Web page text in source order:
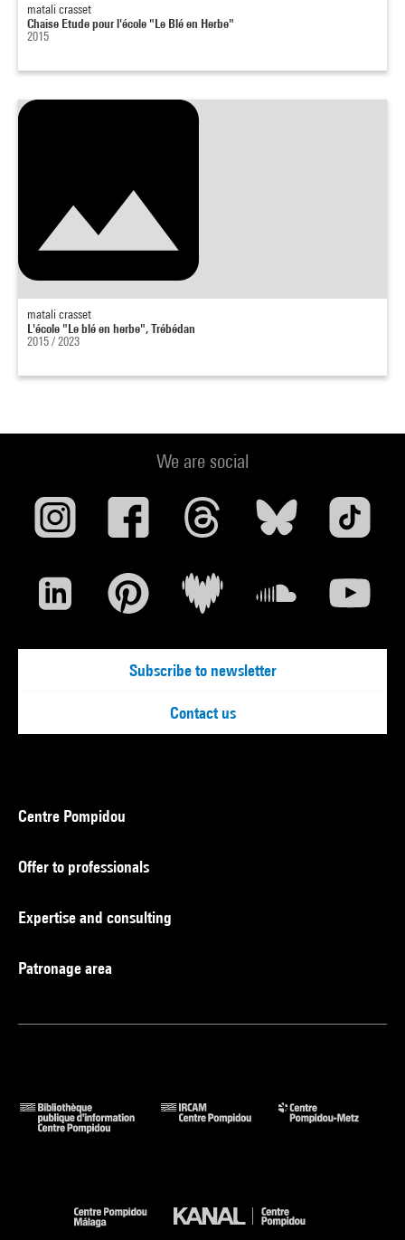
matali crasset
Chaise Etude pour l'école "Le Blé en Herbe"
2015
matali crasset
L'école "Le blé en herbe", Trébédan
2015 / 2023
We are social
Subscribe to newsletter
Contact us
Centre Pompidou
Offer to professionals
Expertise and consulting
Patronage area